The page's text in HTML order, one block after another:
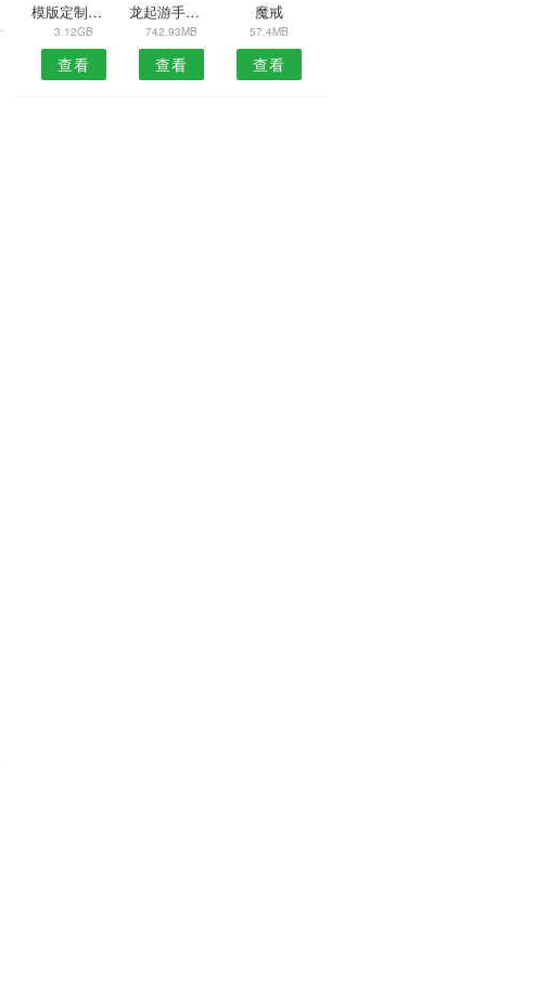
模版定制虚拟偶像日服
3.12GB
查看
龙起游手好闲的冒险
742.93MB
查看
魔戒
57.4MB
查看